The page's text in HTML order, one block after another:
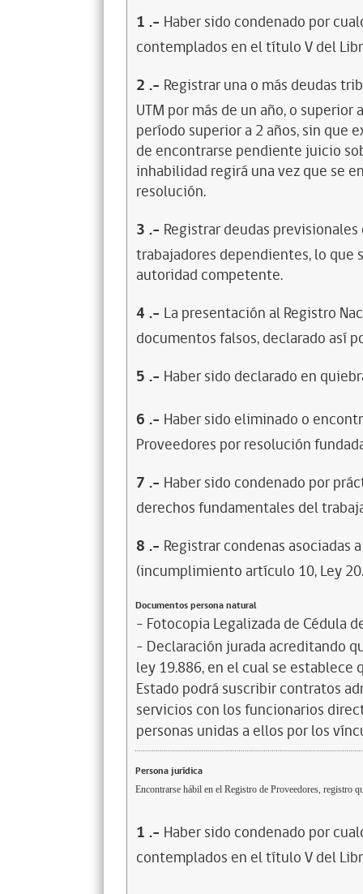
1 .- Haber sido condenado por
contemplados en el título V del
2 .- Registrar una o más deudas
UTM por más de un año, o
período superior a 2 años, sin que
de encontrarse pendiente juicio
inhabilidad regirá una vez que se
resolución.
3 .- Registrar deudas
trabajadores dependientes, lo
autoridad competente.
4 .- La presentación al Registro
documentos falsos, declarado así
5 .- Haber sido declarado en
6 .- Haber sido eliminado o
Proveedores por resolución
7 .- Haber sido condenado por
derechos fundamentales del
8 .- Registrar condenas asociadas
(incumplimiento artículo 10, Ley
Documentos persona natural
- Fotocopia Legalizada de Cédula
- Declaración jurada acreditando
ley 19.886, en el cual se
Estado podrá suscribir contratos
servicios con los funcionarios
personas unidas a ellos por los
Persona jurídica
Encontrarse hábil en el Registro de Proveedores, registro
1 .- Haber sido condenado por
contemplados en el título V del